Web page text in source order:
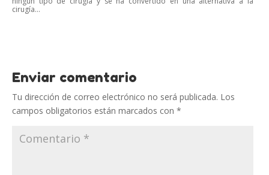
cirugía...
Enviar comentario
Tu dirección de correo electrónico no será publicada. Los
campos obligatorios están marcados con *